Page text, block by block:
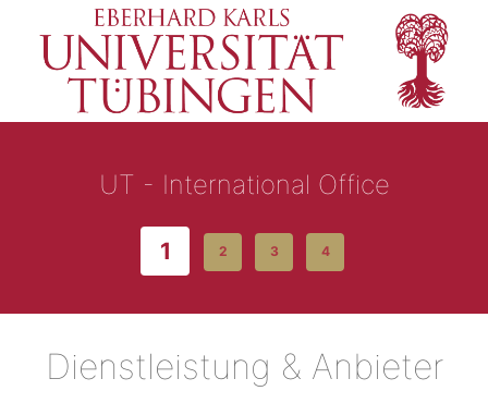
UT - International Office
1 2 3 4
Dienstleistung & Anbieter